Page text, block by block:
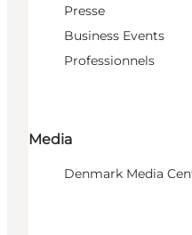
Presse
Business Events
Professionnels
Media
Denmark Media